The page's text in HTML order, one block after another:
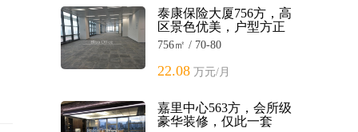
泰康保险大厦756方，高
区景色优美，户型方正
756㎡ / 70-80
22.08 万元/月
嘉里中心563方，会所级
豪华装修，仅此一套